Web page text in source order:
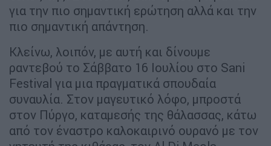
στον Chick Corea να ακούσει την κασέτα
μου!»
Επιστρέφετε στη χώρας μας μετά από πολλά
χρόνια για μία μοναδική συναυλία στοSani
Festival . Τι μπορούμε να περιμένουμε να
δούμε και να ακούσουμε στις 16 Ιουλίου;
«Ναι έλειψα καιρό αλλά έφτασε και πάλι η